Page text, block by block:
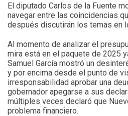
El diputado Carlos de la Fuente
navegar entre las coincidencias
después discutirán los temas en
Al momento de analizar el
mira está en el paquete de 2025
Samuel García mostró un
y por encima desde el punto de
irresponsabilidad aprobar una
gobernador apegarse a sus
múltiples veces declaró que
problema financiero.